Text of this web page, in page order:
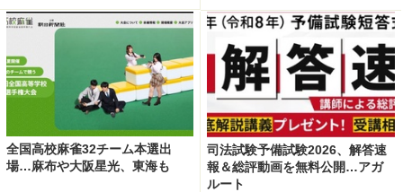
全国高校麻雀32チーム本選出
場…麻布や大阪星光、東海も
司法試験予備試験2026、解答速
報＆総評動画を無料公開…アガ
ルート